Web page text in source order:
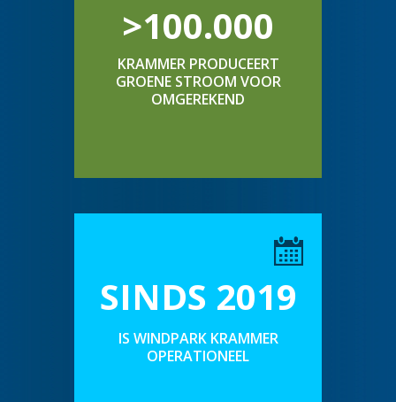
>100.000
KRAMMER PRODUCEERT
GROENE STROOM VOOR
OMGEREKEND
SINDS 2019
IS WINDPARK KRAMMER
OPERATIONEEL